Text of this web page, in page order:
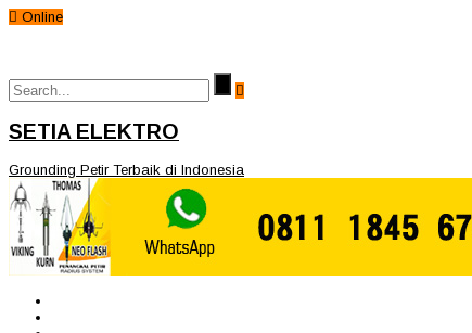
Online
SETIA ELEKTRO
Grounding Petir Terbaik di Indonesia